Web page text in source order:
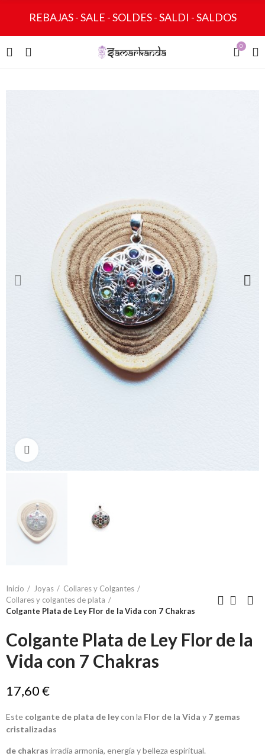
REBAJAS - SALE - SOLDES - SALDI - SALDOS
0
Inicio Joyas
Collares y Colgantes
Collares y colgantes de plata
Colgante Plata de Ley Flor de la Vida con 7 Chakras
Colgante Plata de Ley Flor de la
Vida con 7 Chakras
17,60 €
Este colgante de plata de leycon la Flor de la Vida y 7 gemas
cristalizadas
de chakras irradia armonía, energía y belleza espiritual.